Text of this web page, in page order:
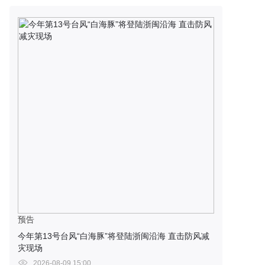
预告
今年第13号台风“白海豚”将登陆浙闽沿海 直击防风减
灾现场
2026-08-09 15:00